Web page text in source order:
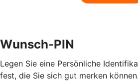
Wunsch-PIN
Legen Sie eine Persönliche
fest, die Sie sich gut merken